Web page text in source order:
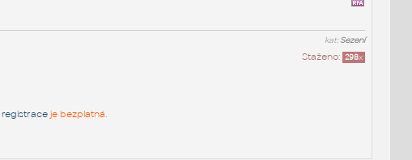
kat:Sezení
Staženo: 298x
registraceje bezplatná.